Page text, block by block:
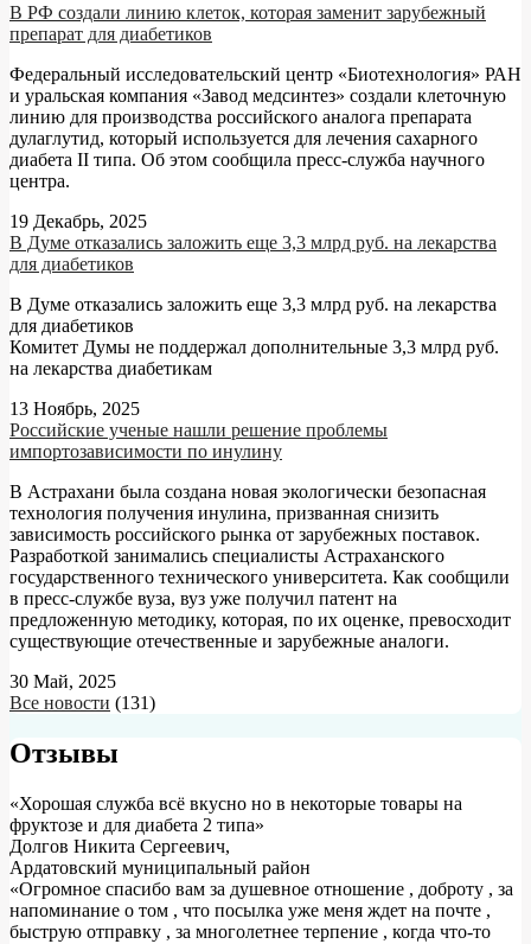
В РФ создали линию клеток, которая заменит зарубежный
препарат для диабетиков
Федеральный исследовательский центр «Биотехнология» РАН
и уральская компания «Завод медсинтез» создали клеточную
линию для производства российского аналога препарата
дулаглутид, который используется для лечения сахарного
диабета II типа. Об этом сообщила пресс-служба научного
центра.
19 Декабрь, 2025
В Думе отказались заложить еще 3,3 млрд руб. на лекарства
для диабетиков
В Думе отказались заложить еще 3,3 млрд руб. на лекарства
для диабетиков
Комитет Думы не поддержал дополнительные 3,3 млрд руб.
на лекарства диабетикам
13 Ноябрь, 2025
Российские ученые нашли решение проблемы
импортозависимости по инулину
В Астрахани была создана новая экологически безопасная
технология получения инулина, призванная снизить
зависимость российского рынка от зарубежных поставок.
Разработкой занимались специалисты Астраханского
государственного технического университета. Как сообщили
в пресс-службе вуза, вуз уже получил патент на
предложенную методику, которая, по их оценке, превосходит
существующие отечественные и зарубежные аналоги.
30 Май, 2025
Все новости (131)
Отзывы
«Хорошая служба всё вкусно но в некоторые товары на
фруктозе и для диабета 2 типа»
Долгов Никита Сергеевич,
Ардатовский муниципальный район
«Огромное спасибо вам за душевное отношение , доброту , за
напоминание о том , что посылка уже меня ждет на почте ,
быструю отправку , за многолетнее терпение , когда что-то